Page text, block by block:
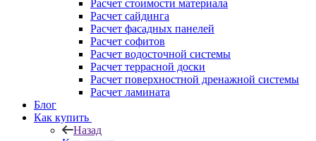
Расчет стоимости материала
Расчет сайдинга
Расчет фасадных панелей
Расчет софитов
Расчет водосточной системы
Расчет террасной доски
Расчет поверхностной дренажной системы
Расчет ламината
Блог
Как купить
Назад